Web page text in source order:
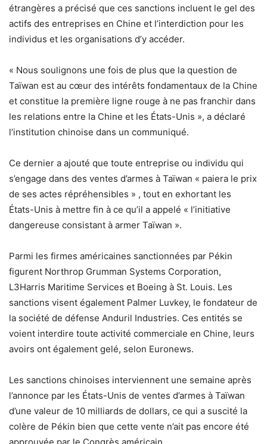
étrangères a précisé que ces sanctions incluent le gel des
actifs des entreprises en Chine et l’interdiction pour les
individus et les organisations d’y accéder.
« Nous soulignons une fois de plus que la question de
Taïwan est au cœur des intérêts fondamentaux de la Chine
et constitue la première ligne rouge à ne pas franchir dans
les relations entre la Chine et les États-Unis », a déclaré
l’institution chinoise dans un communiqué.
Ce dernier a ajouté que toute entreprise ou individu qui
s’engage dans des ventes d’armes à Taïwan « paiera le prix
de ses actes répréhensibles » , tout en exhortant les
États-Unis à mettre fin à ce qu’il a appelé « l’initiative
dangereuse consistant à armer Taïwan ».
Parmi les firmes américaines sanctionnées par Pékin
figurent Northrop Grumman Systems Corporation,
L3Harris Maritime Services et Boeing à St. Louis. Les
sanctions visent également Palmer Luvkey, le fondateur de
la société de défense Anduril Industries. Ces entités se
voient interdire toute activité commerciale en Chine, leurs
avoirs ont également gelé, selon Euronews.
Les sanctions chinoises interviennent une semaine après
l’annonce par les États-Unis de ventes d’armes à Taïwan
d’une valeur de 10 milliards de dollars, ce qui a suscité la
colère de Pékin bien que cette vente n’ait pas encore été